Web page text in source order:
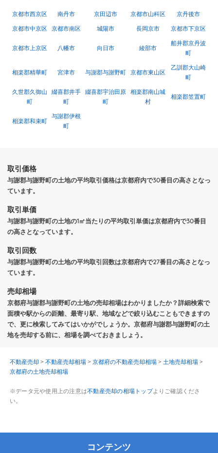
京都市西京区 南丹市 京田辺市 京都市山科区 京丹後市
京都市中京区 京都市南区 城陽市 長岡京市 京都市下京区
京都市上京区 八幡市 向日市 綾部市
船井郡京丹波
町
相楽郡精華町 宮津市 与謝郡与謝野町 京都市東山区
乙訓郡大山崎
町
久世郡久御山
町
綴喜郡井手
町
綴喜郡宇治田原
町
相楽郡南山城
村
相楽郡笠置町
相楽郡和束町
与謝郡伊根
町
取引価格
与謝郡与謝野町の土地の平均取引価格は京都府内で30番目の高さとなっ
ています。
取引単価
与謝郡与謝野町の土地の1㎡当たりの平均取引単価は京都府内で30番目
の高さとなっています。
取引回数
与謝郡与謝野町の土地の平均取引回数は京都府内で27番目の高さとなっ
ています。
売却相場
京都府与謝郡与謝野町の土地の売却相場はわかりましたか？詳細検索で
面積や駅からの距離、最寄り駅、地域などで絞り込むこともできますの
で、更に検索してみてはいかがでしょうか。京都府与謝郡与謝野町の土
地を売却する前に、相場を調べておきましょう。
不動産売却 > 不動産売却相場 > 京都府の不動産売却相場 > 土地売却相場 >
京都府の土地売却相場
※データ元や使用上の注意は不動産売却の相場トップよりご確認くださ
い。
コンテンツ